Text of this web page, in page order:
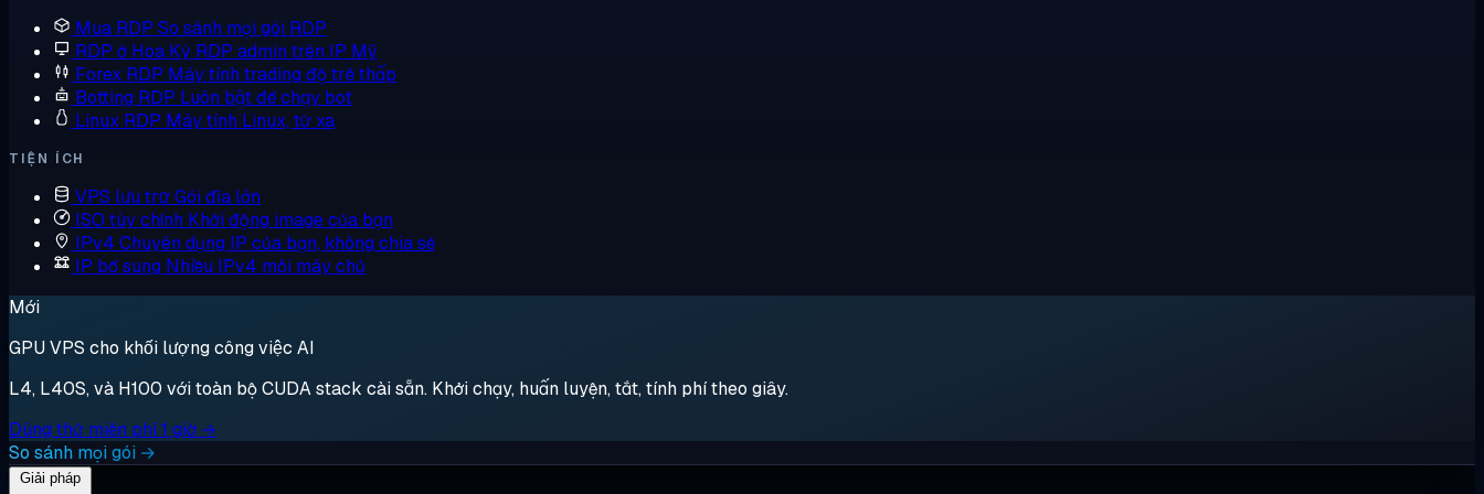
Mua RDP So sánh mọi gói RDP
RDP ở Hoa Kỳ RDP admin trên IP Mỹ
Forex RDP Máy tính trading độ trễ thấp
Botting RDP Luôn bật để chạy bot
Linux RDP Máy tính Linux, từ xa
TIỆN ÍCH
VPS lưu trữGói đĩa lớn
ISO tùy chỉnh Khởi động image của bạn
IPv4 Chuyên dụng IP của bạn, không chia sẻ
IP bổ sung Nhiều IPv4 mỗi máy chủ
Mới
GPU VPS cho khối lượng công việc AI
L4, L40S, và H100 với toàn bộ CUDA stack cài sẵn. Khởi chạy, huấn luyện, tắt, tính phí theo giây.
Dùng thử miễn phí 1 giờ →
So sánh mọi gói →